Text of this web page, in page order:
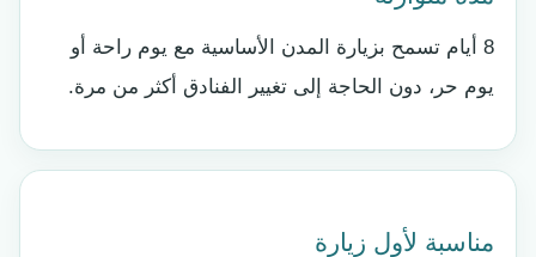
8 أيام تسمح بزيارة المدن الأساسية مع يوم راحة أو
يوم حر، دون الحاجة إلى تغيير الفنادق أكثر من مرة.
مناسبة لأول زيارة